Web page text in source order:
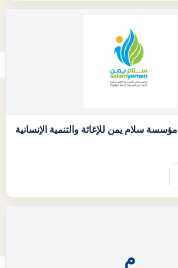
مؤسسة سلام يمن للإغاثة والتنمية الإنسانية
م